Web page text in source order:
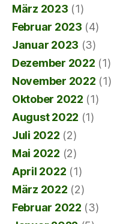
März 2023 (1)
Februar 2023 (4)
Januar 2023 (3)
Dezember 2022 (1)
November 2022 (1)
Oktober 2022 (1)
August 2022 (1)
Juli 2022 (2)
Mai 2022 (2)
April 2022 (1)
März 2022 (2)
Februar 2022 (3)